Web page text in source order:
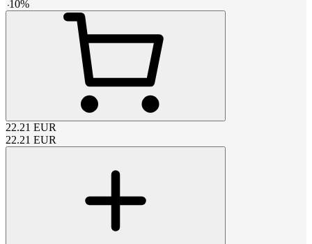
-10%
22.21 EUR
22.21 EUR